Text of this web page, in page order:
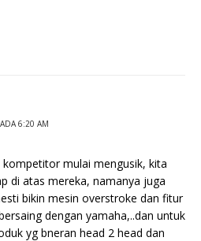
6:20 AM
mulai mengusik, kita
di atas mereka, namanya juga
bikin mesin overstroke dan fitur
dengan yamaha,..dan untuk
yg bneran head 2 head dan